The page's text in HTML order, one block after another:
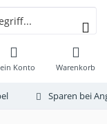
Warenkorb
Konto
Sparen bei